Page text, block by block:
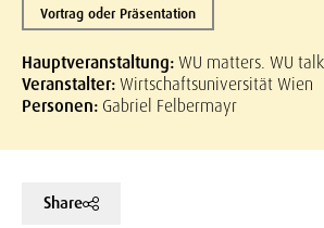
Vortrag oder Präsentation
Hauptveranstaltung:WU matters. WU
Veranstalter:Wirtschaftsuniversität Wien
Personen: Gabriel Felbermayr
Share